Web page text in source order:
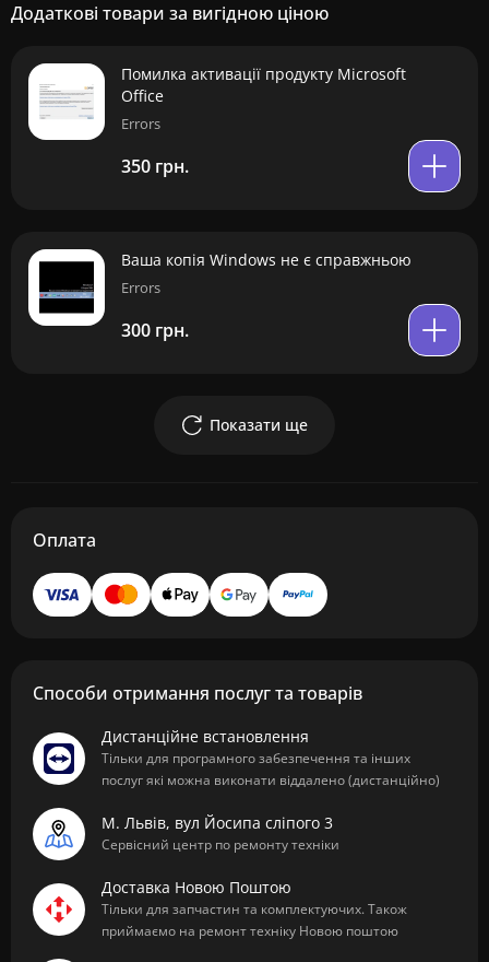
Додаткові товари за вигідною ціною
Помилка активації продукту Microsoft
Office
Errors
350 грн.
Ваша копія Windows не є справжньою
Errors
300 грн.
Показати ще
Оплата
Способи отримання послуг та товарів
Дистанційне встановлення
Тільки для програмного забезпечення та інших
послуг які можна виконати віддалено (дистанційно)
М. Львів, вул Йосипа сліпого 3
Сервісний центр по ремонту техніки
Доставка Новою Поштою
Тільки для запчастин та комплектуючих. Також
приймаємо на ремонт техніку Новою поштою